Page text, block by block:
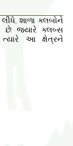
લીધે, શાળા ક્લબોને
છે. જ્યારે ક્લબ્સ
આ ક્ષેત્રને